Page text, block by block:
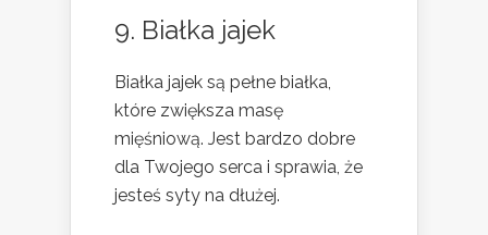
9. Białka jajek
Białka jajek są pełne białka,
które zwiększa masę
mięśniową. Jest bardzo dobre
dla Twojego serca i sprawia, że
jesteś syty na dłużej.